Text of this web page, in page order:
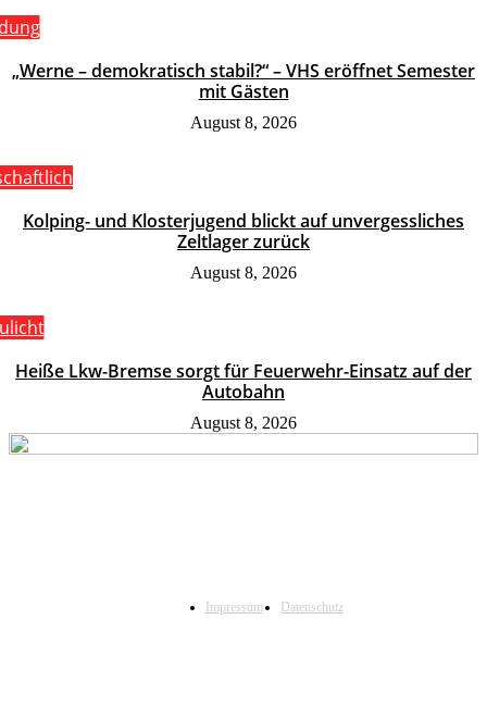
„Werne – demokratisch stabil?“ – VHS eröffnet Semester
mit Gästen
August 8, 2026
Kolping- und Klosterjugend blickt auf unvergessliches
Zeltlager zurück
August 8, 2026
Heiße Lkw-Bremse sorgt für Feuerwehr-Einsatz auf der
Autobahn
August 8, 2026
Impressum Datenschutz